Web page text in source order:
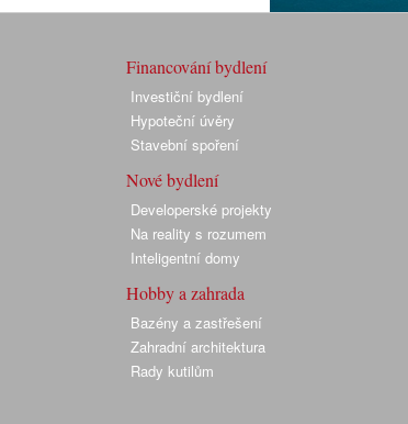
Financování bydlení
Investiční bydlení
Hypoteční úvěry
Stavební spoření
Nové bydlení
Developerské projekty
Na reality s rozumem
Inteligentní domy
Hobby a zahrada
Bazény a zastřešení
Zahradní architektura
Rady kutilům